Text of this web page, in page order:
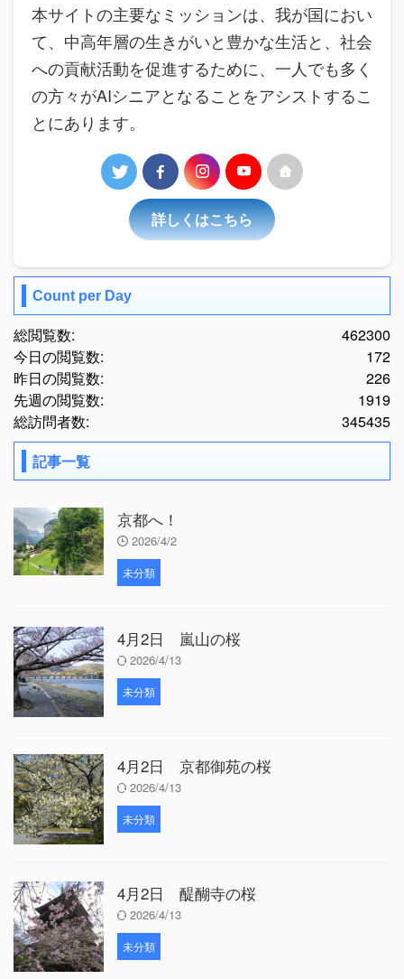
本サイトの主要なミッションは、我が国におい
て、中高年層の生きがいと豊かな生活と、社会
への貢献活動を促進するために、一人でも多く
の方々がAIシニアとなることをアシストするこ
とにあります。
詳しくはこちら
Count per Day
462300
総閲覧数:
172
今日の閲覧数:
226
昨日の閲覧数:
1919
先週の閲覧数:
345435
総訪問者数:
記事一覧
京都へ！
2026/4/2
未分類
4月2日 嵐山の桜
2026/4/13
未分類
4月2日 京都御苑の桜
2026/4/13
未分類
4月2日 醍醐寺の桜
2026/4/13
未分類